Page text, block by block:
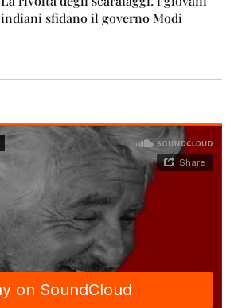
indiani sfidano il governo Modi